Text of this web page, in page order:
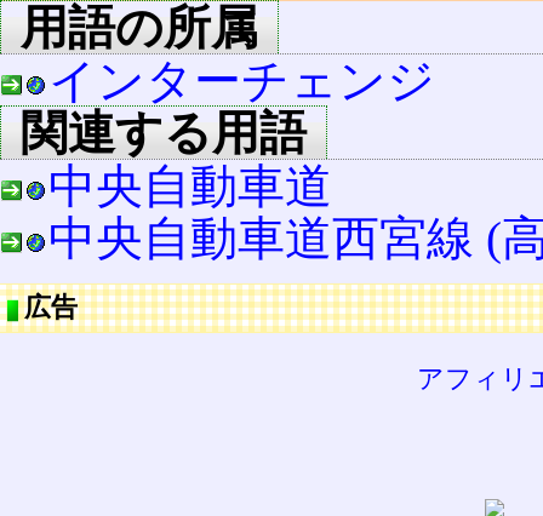
用語の所属
インターチェンジ
関連する用語
中央自動車道
中央自動車道西宮線 (
広告
アフィリ